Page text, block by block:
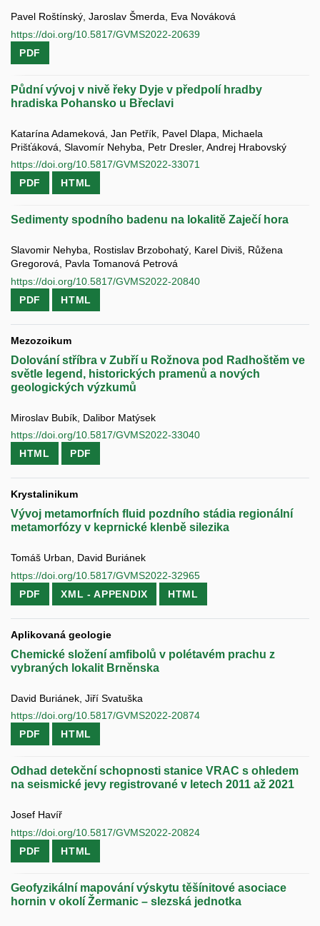
Pavel Roštínský, Jaroslav Šmerda, Eva Nováková
https://doi.org/10.5817/GVMS2022-20639
PDF
Půdní vývoj v nivě řeky Dyje v předpolí hradby
hradiska Pohansko u Břeclavi
Katarína Adameková, Jan Petřík, Pavel Dlapa, Michaela
Prišťáková, Slavomír Nehyba, Petr Dresler, Andrej Hrabovský
https://doi.org/10.5817/GVMS2022-33071
PDF
HTML
Sedimenty spodního badenu na lokalitě Zaječí hora
Slavomir Nehyba, Rostislav Brzobohatý, Karel Diviš, Růžena
Gregorová, Pavla Tomanová Petrová
https://doi.org/10.5817/GVMS2022-20840
PDF
HTML
Mezozoikum
Dolování stříbra v Zubří u Rožnova pod Radhoštěm ve
světle legend, historických pramenů a nových
geologických výzkumů
Miroslav Bubík, Dalibor Matýsek
https://doi.org/10.5817/GVMS2022-33040
HTML
PDF
Krystalinikum
Vývoj metamorfních fluid pozdního stádia regionální
metamorfózy v keprnické klenbě silezika
Tomáš Urban, David Buriánek
https://doi.org/10.5817/GVMS2022-32965
PDF
XML - APPENDIX HTML
Aplikovaná geologie
Chemické složení amfibolů v polétavém prachu z
vybraných lokalit Brněnska
David Buriánek, Jiří Svatuška
https://doi.org/10.5817/GVMS2022-20874
PDF
HTML
Odhad detekční schopnosti stanice VRAC s ohledem
na seismické jevy registrované v letech 2011 až 2021
Josef Havíř
https://doi.org/10.5817/GVMS2022-20824
PDF
HTML
Geofyzikální mapování výskytu těšínitové asociace
hornin v okolí Žermanic – slezská jednotka